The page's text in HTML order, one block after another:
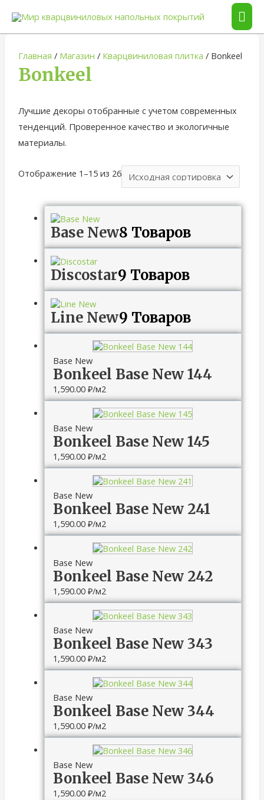
Главная / Магазин / Кварцвиниловая плитка / Bonkeel
Bonkeel
Лучшие декоры отобранные с учетом современных
тенденций. Проверенное качество и экологичные
материалы.
Отображение 1–15 из 26
Base New8 Товаров
Discostar9 Товаров
Line New9 Товаров
Base New
Bonkeel Base New 144
1,590.00 ₽/м2
Base New
Bonkeel Base New 145
1,590.00 ₽/м2
Base New
Bonkeel Base New 241
1,590.00 ₽/м2
Base New
Bonkeel Base New 242
1,590.00 ₽/м2
Base New
Bonkeel Base New 343
1,590.00 ₽/м2
Base New
Bonkeel Base New 344
1,590.00 ₽/м2
Base New
Bonkeel Base New 346
1,590.00 ₽/м2